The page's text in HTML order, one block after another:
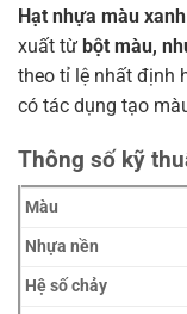
Hạt nhựa màu
xuất từ bột màu,
theo tỉ lệ nhất định
có tác dụng tạo
Thông số kỹ
Màu
Nhựa nền
Hệ số chảy